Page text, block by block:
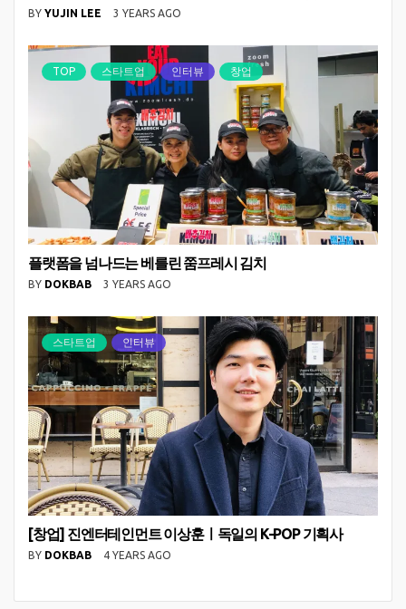
BY YUJIN LEE 3 YEARS AGO
TOP 스타트업 인터뷰 창업
플랫폼을 넘나드는 베를린 쭘프레시 김치
BY DOKBAB 3 YEARS AGO
스타트업 인터뷰
[창업] 진엔터테인먼트 이상훈ㅣ독일의 K-POP 기획사
BY DOKBAB 4 YEARS AGO